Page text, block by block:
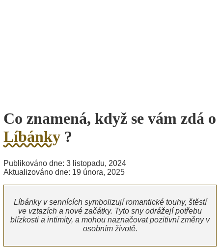
Co znamená, když se vám zdá o
Líbánky ?
Publikováno dne: 3 listopadu, 2024
Aktualizováno dne: 19 února, 2025
Líbánky v sennících symbolizují romantické touhy, štěstí
ve vztazích a nové začátky. Tyto sny odrážejí potřebu
blízkosti a intimity, a mohou naznačovat pozitivní změny v
osobním životě.